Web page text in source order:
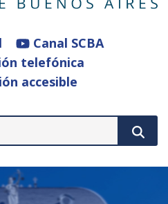
Canal SCBA
telefónica
accesible